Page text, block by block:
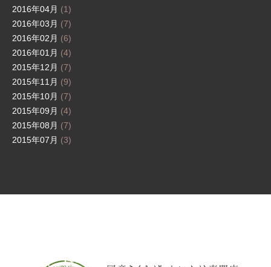
2016年04月 (1)
2016年03月 (7)
2016年02月 (6)
2016年01月 (4)
2015年12月 (7)
2015年11月 (9)
2015年10月 (7)
2015年09月 (4)
2015年08月 (7)
2015年07月 (3)